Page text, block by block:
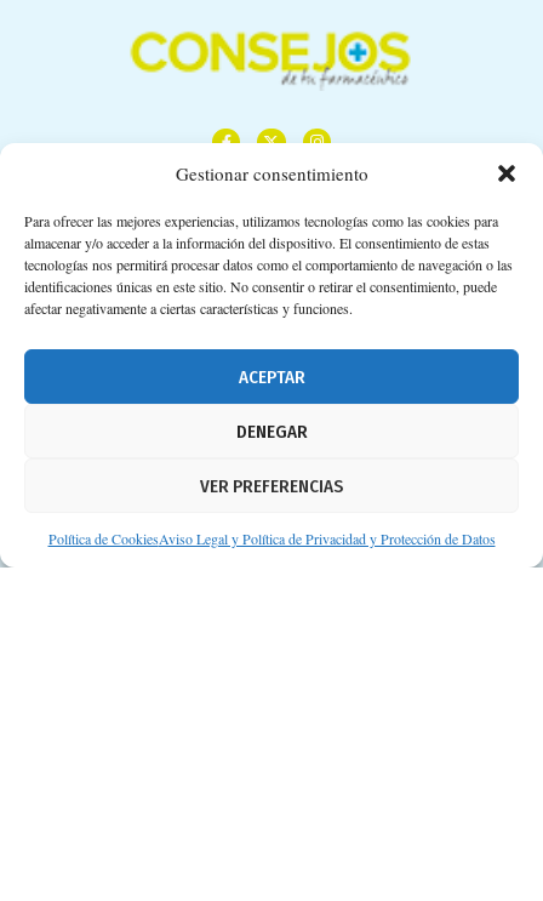
Gestionar consentimiento
Para ofrecer las mejores experiencias, utilizamos tecnologías como las cookies para
almacenar y/o acceder a la información del dispositivo. El consentimiento de estas
tecnologías nos permitirá procesar datos como el comportamiento de navegación o las
identificaciones únicas en este sitio. No consentir o retirar el consentimiento, puede
afectar negativamente a ciertas características y funciones.
ACEPTAR
DENEGAR
VER PREFERENCIAS
Política de CookiesAviso Legal y Política de Privacidad y Protección de Datos
Calle Camino de los Descubrimientos, 11,
Planta 3ª 41092 – Sevilla
674 02 62 03
Aviso legal
Protección de datos personales
Suscripción a Newsletter